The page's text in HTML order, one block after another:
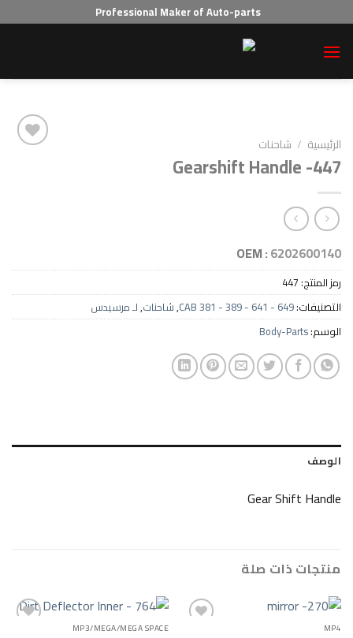
Professional Maker of Auto-parts
شاحنات
Gearshift
OEM :
CAB 381 - 389 - 641 -
,شاحنات,لـ مرسيدس
Body-
Gear
صلة
MP3/MEGA/MEGA SPACE